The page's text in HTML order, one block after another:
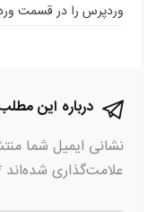
وردپرس را در قسمت
درباره این
نشانی ایمیل شما
علامت‌گذاری شده‌اند